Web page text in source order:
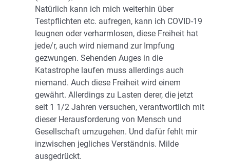
Natürlich kann ich mich weiterhin über
Testpflichten etc. aufregen, kann ich COVID-19
leugnen oder verharmlosen, diese Freiheit hat
jede/r, auch wird niemand zur Impfung
gezwungen. Sehenden Auges in die
Katastrophe laufen muss allerdings auch
niemand. Auch diese Freiheit wird einem
gewährt. Allerdings zu Lasten derer, die jetzt
seit 1 1/2 Jahren versuchen, verantwortlich mit
dieser Herausforderung von Mensch und
Gesellschaft umzugehen. Und dafür fehlt mir
inzwischen jegliches Verständnis. Milde
ausgedrückt.